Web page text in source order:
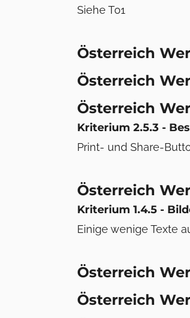
Siehe T01
Österreich
Österreich
Österreich
Kriterium 2.5.3 -
Print- und Share-
Österreich
Kriterium 1.4.5 -
Einige wenige Texte
Österreich
Österreich